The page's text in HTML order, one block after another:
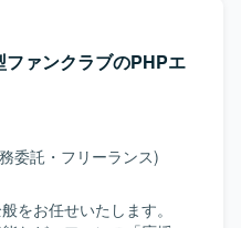
を積むことができます。
て、保守性や信頼性向上
/
行を前提とした環境での
ークとしてLaravelや
を検討し、E2Eテスト自
用いたします。
ご担当いただきます。既
ベンチマークを重視しな
ようパフォーマンスを意
。また、週1回のミーティ
、それに基づいて実装・
を理解し、フロントエン
した開発に主体的に取り
す。既存システムのブラ
ファンクラブのPHPエ
委託・フリーランス)
をお任せいたします。